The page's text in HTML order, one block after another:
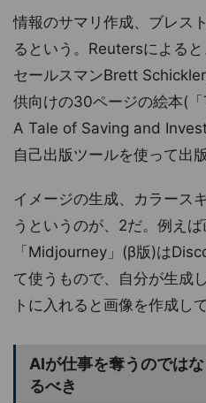
情報のサマリ作成、ブレス
るという。Reutersによる
セールスマンBrett
供向けの30ページの絵本(
A Tale of Saving and
自己出版ツールを使って出
イメージの生成、カラース
うというのが、2だ。例えば
「Midjourney」(β版)は
て使うもので、自分が生成
トに入れると画像を作成し
AIが仕事を奪うのでは
るべき